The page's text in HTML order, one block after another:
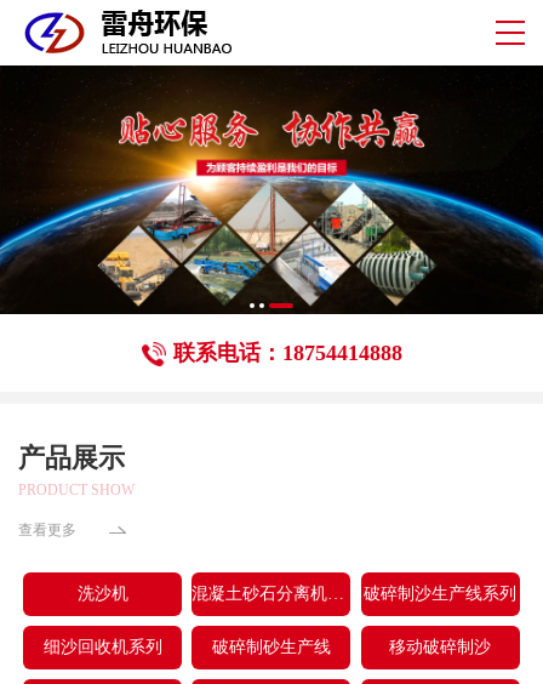
联系电话：18754414888
产品展示
PRODUCT SHOW
查看更多
洗沙机 破碎制沙生产线系列
细沙回收机系列 破碎制砂生产线 移动破碎制沙